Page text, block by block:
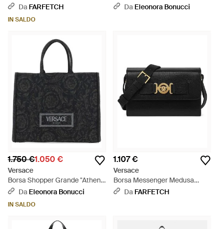
Medusa - Nero
Da FARFETCH
IN SALDO
Da Eleonora Bonucci
1.750 €1.050 €
Versace
Borsa Shopper Grande "Athena
Barocco" - Nero
Da Eleonora Bonucci
IN SALDO
1.107 €
Versace
Borsa Messenger Medusa
Biggie - Nero
Da FARFETCH